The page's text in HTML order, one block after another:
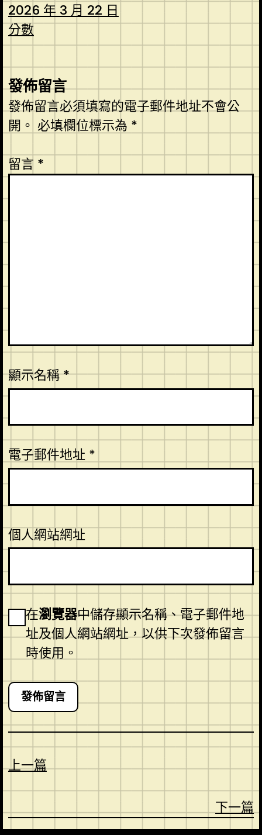
2026 年 3 月 22 日
分數
發佈留言
發佈留言必須填寫的電子郵件地址不會公
開。 必填欄位標示為 *
留言 *
顯示名稱*
電子郵件地址 *
個人網站網址
在瀏覽器中儲存顯示名稱、電子郵件地
址及個人網站網址，以供下次發佈留言
時使用。
上一篇
下一篇